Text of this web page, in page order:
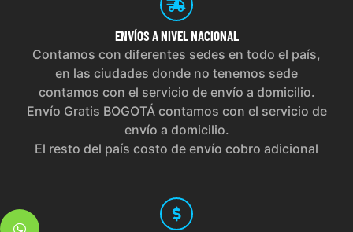
ENVÍOS A NIVEL NACIONAL
Contamos con diferentes sedes en todo el país,
en las ciudades donde no tenemos sede
contamos con el servicio de envío a domicilio.
Envío Gratis BOGOTÁ contamos con el servicio de
envío a domicilio.
El resto del país costo de envío cobro adicional